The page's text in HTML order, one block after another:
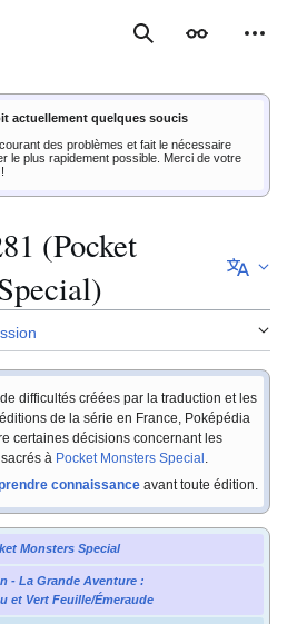
RechercherApparence
actuellement quelques soucis
des problèmes et fait le nécessaire
le plus rapidement possible. Merci de votre
(Pocket
difficultés créées par la traduction et les
de la série en France, Poképédia
certaines décisions concernant les
à Pocket Monsters Special.
connaissance avant toute édition.
Monsters Special
- La Grande Aventure :
et Vert Feuille/Émeraude